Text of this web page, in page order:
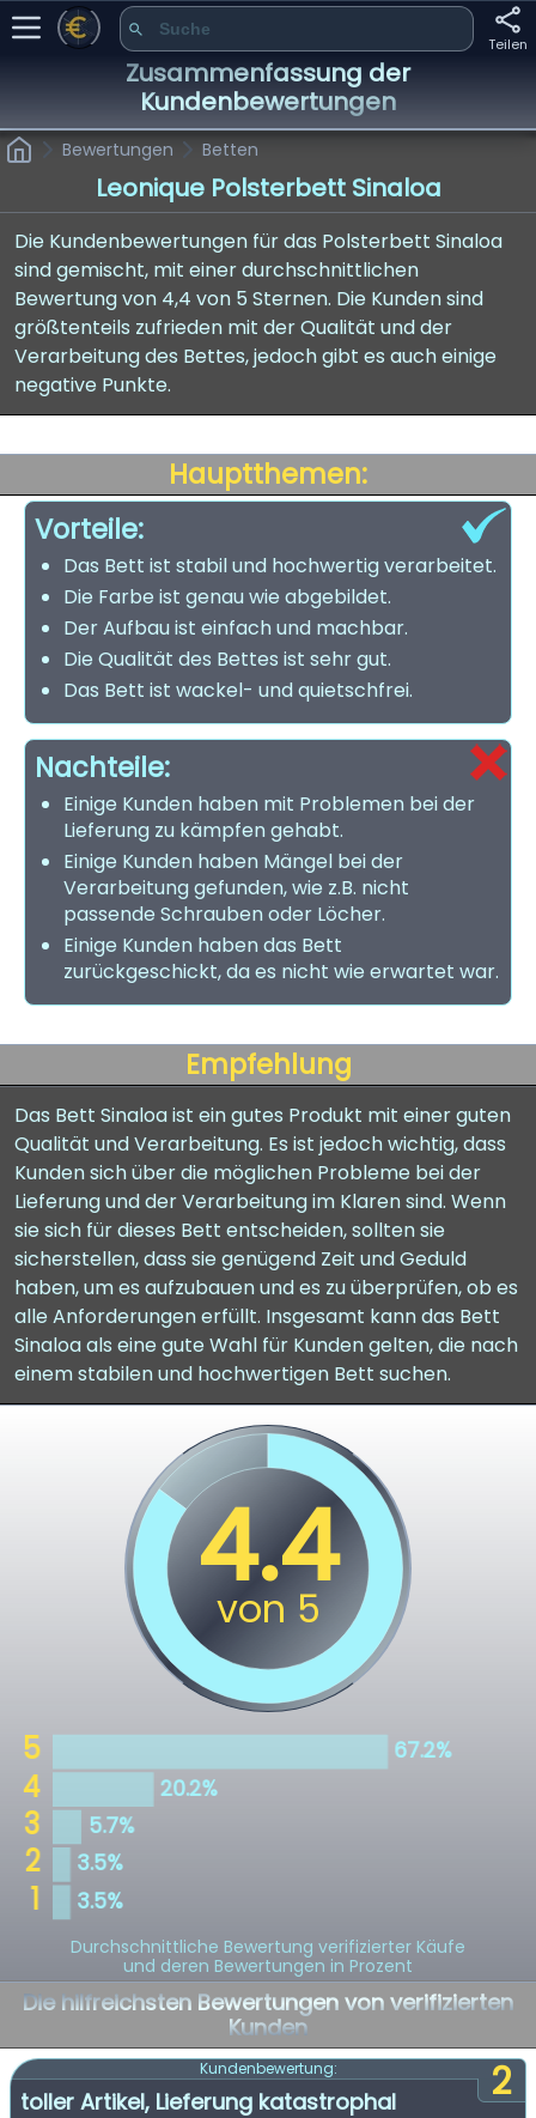
Teilen
Zusammenfassung der
Kundenbewertungen
Bewertungen Betten
Leonique Polsterbett Sinaloa
Die Kundenbewertungen für das Polsterbett Sinaloa
sind gemischt, mit einer durchschnittlichen
Bewertung von 4,4 von 5 Sternen. Die Kunden sind
größtenteils zufrieden mit der Qualität und der
Verarbeitung des Bettes, jedoch gibt es auch einige
negative Punkte.
Hauptthemen:
Vorteile:
Das Bett ist stabil und hochwertig verarbeitet.
Die Farbe ist genau wie abgebildet.
Der Aufbau ist einfach und machbar.
Die Qualität des Bettes ist sehr gut.
Das Bett ist wackel- und quietschfrei.
Nachteile:
Einige Kunden haben mit Problemen bei der
Lieferung zu kämpfen gehabt.
Einige Kunden haben Mängel bei der
Verarbeitung gefunden, wie z.B. nicht
passende Schrauben oder Löcher.
Einige Kunden haben das Bett
zurückgeschickt, da es nicht wie erwartet war.
Empfehlung
Das Bett Sinaloa ist ein gutes Produkt mit einer guten
Qualität und Verarbeitung. Es ist jedoch wichtig, dass
Kunden sich über die möglichen Probleme bei der
Lieferung und der Verarbeitung im Klaren sind. Wenn
sie sich für dieses Bett entscheiden, sollten sie
sicherstellen, dass sie genügend Zeit und Geduld
haben, um es aufzubauen und es zu überprüfen, ob es
alle Anforderungen erfüllt. Insgesamt kann das Bett
Sinaloa als eine gute Wahl für Kunden gelten, die nach
einem stabilen und hochwertigen Bett suchen.
Durchschnittliche Bewertung verifizierter Käufe
und deren Bewertungen in Prozent
Die hilfreichsten Bewertungen von verifizierten
Kunden
2
Kundenbewertung:
toller Artikel, Lieferung katastrophal